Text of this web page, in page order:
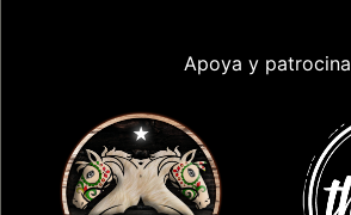
Apoya y patrocina